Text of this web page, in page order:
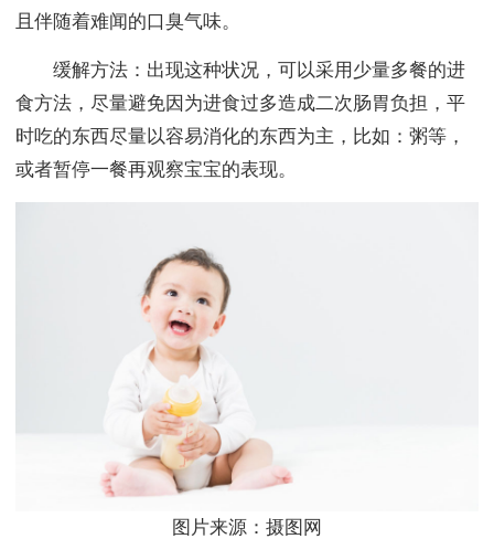
且伴随着难闻的口臭气味。
缓解方法：出现这种状况，可以采用少量多餐的进
食方法，尽量避免因为进食过多造成二次肠胃负担，平
时吃的东西尽量以容易消化的东西为主，比如：粥等，
或者暂停一餐再观察宝宝的表现。
图片来源：摄图网